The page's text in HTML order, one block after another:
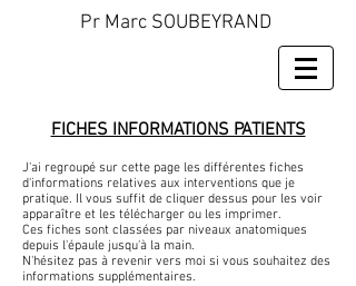
Pr Marc SOUBEYRAND
FICHES INFORMATIONS PATIENTS
J'ai regroupé sur cette page les différentes fiches
d'informations relatives aux interventions que je
pratique. Il vous suffit de cliquer dessus pour les voir
apparaître et les télécharger ou les imprimer.
Ces fiches sont classées par niveaux anatomiques
depuis l'épaule jusqu'à la main.
N'hésitez pas à revenir vers moi si vous souhaitez des
informations supplémentaires.